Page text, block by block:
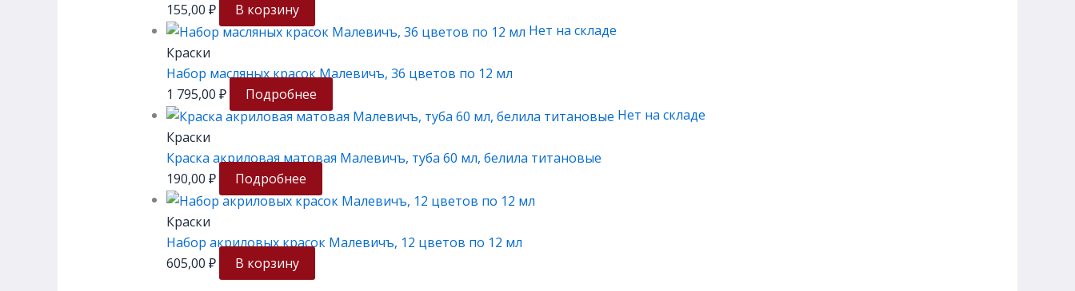
155,00 ₽
В корзину
Нет на складе
Краски
Набор масляных красок Малевичъ, 36 цветов по 12 мл
1 795,00 ₽
Подробнее
Нет на складе
Краски
Краска акриловая матовая Малевичъ, туба 60 мл, белила титановые
190,00 ₽ Подробнее
Краски
Набор акриловых красок Малевичъ, 12 цветов по 12 мл
605,00 ₽ В корзину